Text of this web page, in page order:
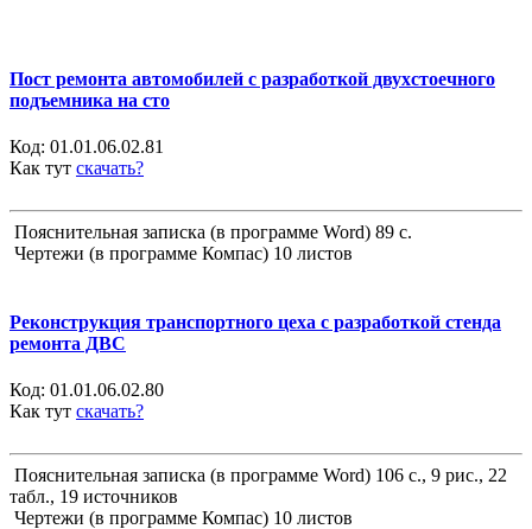
Пост ремонта автомобилей с разработкой двухстоечного
подъемника на сто
Код: 01.01.06.02.81
Как тут скачать?
Пояснительная записка (в программе Word) 89 с.
Чертежи (в программе Компас) 10 листов
Реконструкция транспортного цеха с разработкой стенда
ремонта ДВС
Код: 01.01.06.02.80
Как тут скачать?
Пояснительная записка (в программе Word) 106 с., 9 рис., 22
табл., 19 источников
Чертежи (в программе Компас) 10 листов